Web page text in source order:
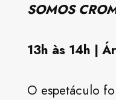
SOMOS
13h às 14h |
O espetáculo